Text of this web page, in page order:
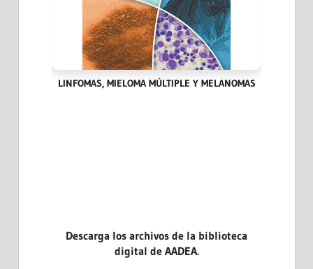
LINFOMAS, MIELOMA MÚLTIPLE Y MELANOMAS
Descarga los archivos de la biblioteca
digital de AADEA.